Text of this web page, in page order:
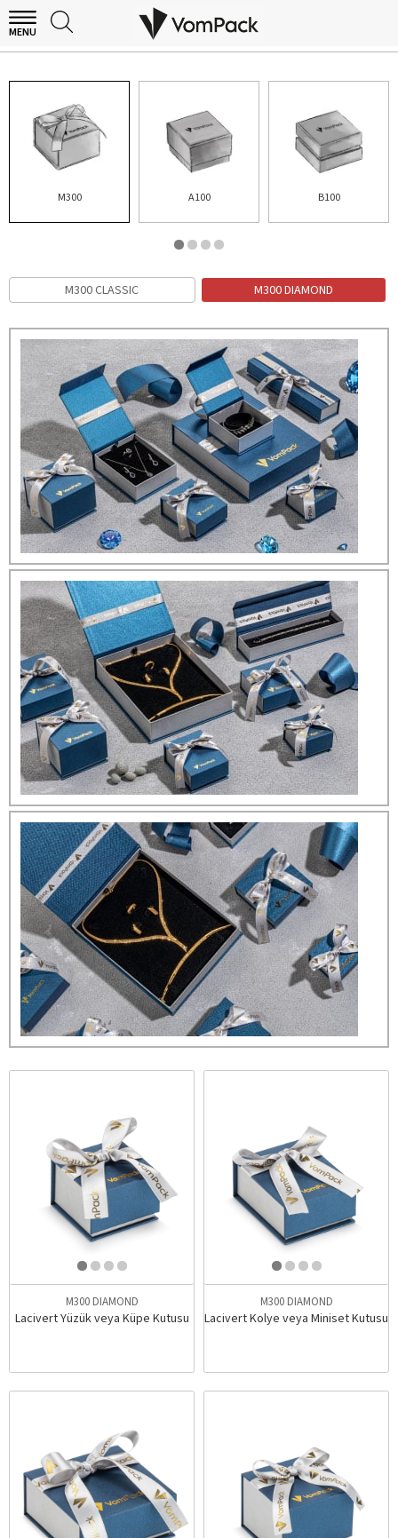
MENU M300 DIAMOND
M300 A100 B100
M300 CLASSIC M300 DIAMOND
M300 DIAMOND
Lacivert Yüzük veya Küpe Kutusu
M300 DIAMOND
Lacivert Kolye veya Miniset Kutusu